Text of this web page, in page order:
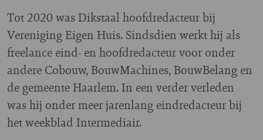
Tot 2020 was Dikstaal hoofdredacteur bij
Vereniging Eigen Huis. Sindsdien werkt hij als
freelance eind- en hoofdredacteur voor onder
andere Cobouw, BouwMachines, BouwBelang en
de gemeente Haarlem. In een verder verleden
was hij onder meer jarenlang eindredacteur bij
het weekblad Intermediair.